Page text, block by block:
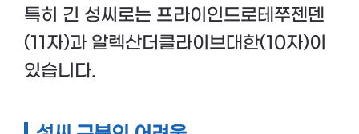
특히 긴 성씨로는 프라이인드로테쭈젠덴
(11자)과 알렉산더클라이브대한(10자)이
있습니다.